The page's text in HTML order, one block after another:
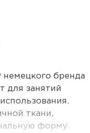
немецкого бренда
для занятий
ткани,
форму.